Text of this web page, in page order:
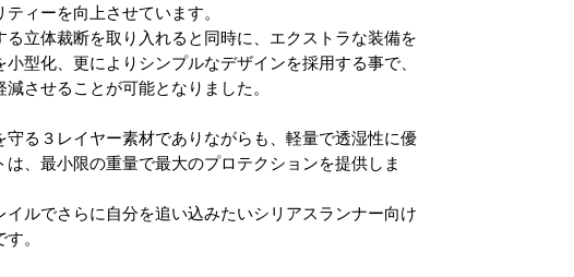
ィーを向上させています。
る立体裁断を取り入れると同時に、エクストラな装備を
型化、更によりシンプルなデザインを採用する事で、
させることが可能となりました。
守る３レイヤー素材でありながらも、軽量で透湿性に優
は、最小限の重量で最大のプロテクションを提供しま
イルでさらに自分を追い込みたいシリアスランナー向け
。